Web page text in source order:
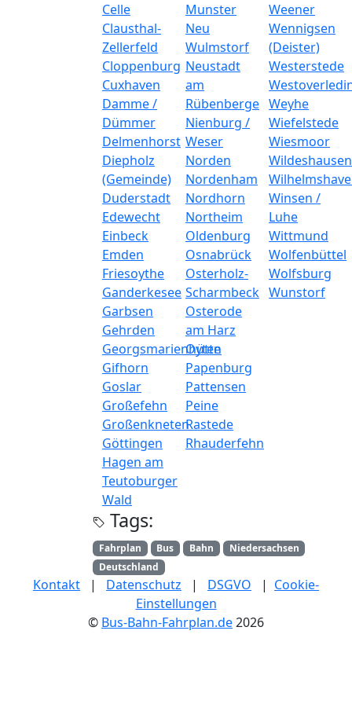
Celle
Clausthal-
Zellerfeld
Cloppenburg
Cuxhaven
Damme /
Dümmer
Delmenhorst
Diepholz
(Gemeinde)
Duderstadt
Edewecht
Einbeck
Emden
Friesoythe
Ganderkesee
Garbsen
Gehrden
Georgsmarienhütte
Gifhorn
Goslar
Großefehn
Großenkneten
Göttingen
Hagen am
Teutoburger
Wald
Munster
Neu
Wulmstorf
Neustadt
am
Rübenberge
Nienburg /
Weser
Norden
Nordenham
Nordhorn
Northeim
Oldenburg
Osnabrück
Osterholz-
Scharmbeck
Osterode
am Harz
Oyten
Papenburg
Pattensen
Peine
Rastede
Rhauderfehn
Weener
Wennigsen
(Deister)
Westerstede
Weyhe
Wiefelstede
Wiesmoor
Wildeshausen
Winsen /
Luhe
Wittmund
Wolfenbüttel
Wolfsburg
Wunstorf
Tags:
Fahrplan Bus Bahn
Niedersachsen
Deutschland
Kontakt | Datenschutz | DSGVO | Cookie-
Einstellungen
© Bus-Bahn-Fahrplan.de2026